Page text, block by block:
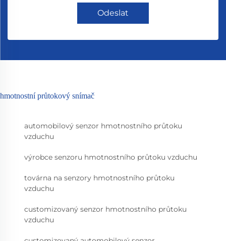
Odeslat
hmotnostní průtokový snímač
automobilový senzor hmotnostního průtoku
vzduchu
výrobce senzoru hmotnostního průtoku vzduchu
továrna na senzory hmotnostního průtoku
vzduchu
customizovaný senzor hmotnostního průtoku
vzduchu